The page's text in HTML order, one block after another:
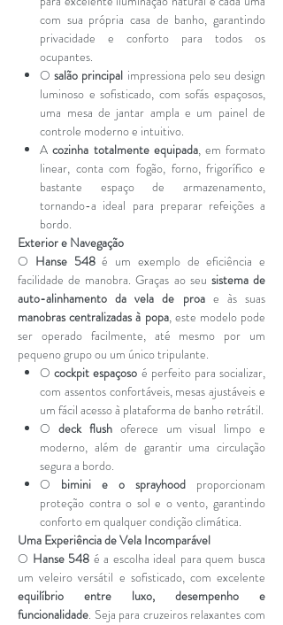
com sua própria casa de banho, garantindo
privacidade e conforto para todos os
ocupantes.
Osalão principal impressiona pelo seu design
luminoso e sofisticado, com sofás espaçosos,
uma mesa de jantar ampla e um painel de
controle moderno e intuitivo.
Acozinha totalmente equipada, em formato
linear, conta com fogão, forno, frigorífico e
bastante espaço de armazenamento,
tornando-a ideal para preparar refeições a
bordo.
Exterior e Navegação
O Hanse 548é um exemplo de eficiência e
facilidade de manobra. Graças ao seu sistema de
auto-alinhamento da vela de proae às suas
manobras centralizadas à popa, este modelo pode
ser operado facilmente, até mesmo por um
pequeno grupo ou um único tripulante.
Ocockpit espaçoso é perfeito para socializar,
com assentos confortáveis, mesas ajustáveis e
um fácil acesso à plataforma de banho retrátil.
Odeck flushoferece um visual limpo e
moderno, além de garantir uma circulação
segura a bordo.
O bimini e o sprayhood proporcionam
proteção contra o sol e o vento, garantindo
conforto em qualquer condição climática.
Uma Experiência de Vela Incomparável
O Hanse 548 é a escolha ideal para quem busca
um veleiro versátil e sofisticado, com excelente
equilíbrio entre luxo, desempenho e
funcionalidade. Seja para cruzeiros relaxantes com